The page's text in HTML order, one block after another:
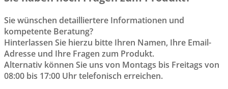
Sie wünschen detailliertere Informationen und
kompetente Beratung?
Hinterlassen Sie hierzu bitte Ihren Namen, Ihre Email-
Adresse und Ihre Fragen zum Produkt.
Alternativ können Sie uns von Montags bis Freitags von
08:00 bis 17:00 Uhr telefonisch erreichen.